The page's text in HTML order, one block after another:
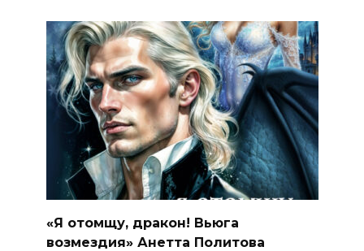
«Я отомщу, дракон! Вьюга
возмездия» Анетта Политова